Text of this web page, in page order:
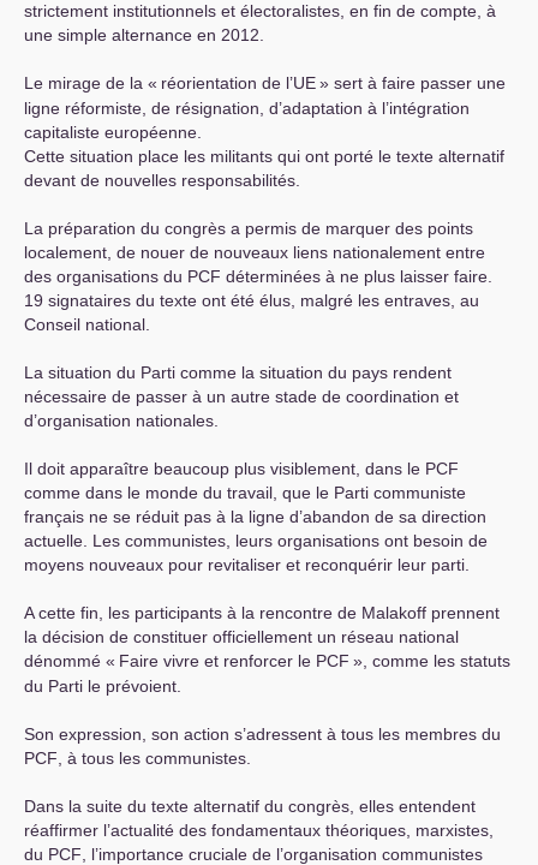
strictement institutionnels et électoralistes, en fin de compte, à
une simple alternance en 2012.
Le mirage de la « réorientation de l’UE» sert à faire passer une
ligne réformiste, de résignation, d’adaptation à l’intégration
capitaliste européenne.
Cette situation place les militants qui ont porté le texte alternatif
devant de nouvelles responsabilités.
La préparation du congrès a permis de marquer des points
localement, de nouer de nouveaux liens nationalement entre
des organisations du PCF déterminées à ne plus laisser faire.
19 signataires du texte ont été élus, malgré les entraves, au
Conseil national.
La situation du Parti comme la situation du pays rendent
nécessaire de passer à un autre stade de coordination et
d’organisation nationales.
Il doit apparaître beaucoup plus visiblement, dans le PCF
comme dans le monde du travail, que le Parti communiste
français ne se réduit pas à la ligne d’abandon de sa direction
actuelle. Les communistes, leurs organisations ont besoin de
moyens nouveaux pour revitaliser et reconquérir leur parti.
A cette fin, les participants à la rencontre de Malakoff prennent
la décision de constituer officiellement un réseau national
dénommé « Faire vivre et renforcer le PCF », comme les statuts
du Parti le prévoient.
Son expression, son action s’adressent à tous les membres du
PCF , à tous les communistes.
Dans la suite du texte alternatif du congrès, elles entendent
réaffirmer l’actualité des fondamentaux théoriques, marxistes,
du PCF , l’importance cruciale de l’organisation communistes